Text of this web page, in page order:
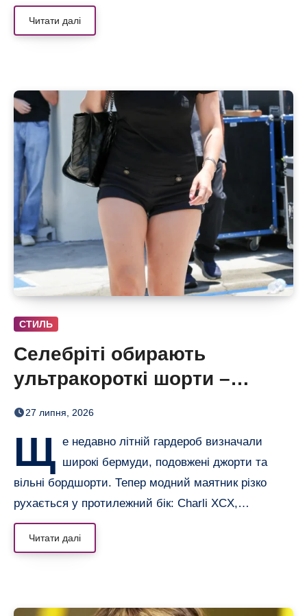
Читати далі
СТИЛЬ
Селебріті обирають
ультракороткі шорти –
бермуди отримали зухвалу
27 липня, 2026
Щ е недавно літній гардероб визначали
широкі бермуди, подовжені джорти та
вільні бордшорти. Тепер модний маятник різко
рухається у протилежний бік: Charli XCX,…
Читати далі